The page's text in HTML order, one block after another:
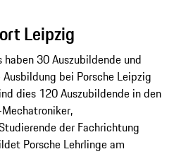
Leipzig
30 Auszubildende und
bei Porsche Leipzig
dies 120 Auszubildende in den
der Fachrichtung
Porsche Lehrlinge am